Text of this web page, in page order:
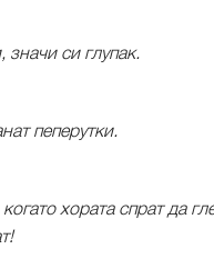
си глупак.
пеперутки.
хората спрат да